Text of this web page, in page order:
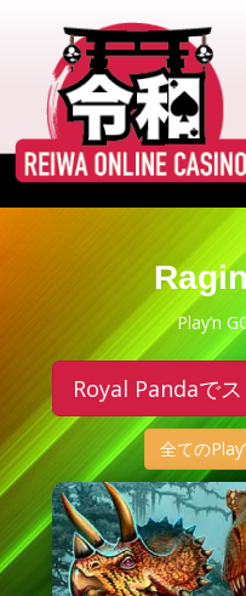
o
a
t
Play’n
Royal Pandaで
全ての